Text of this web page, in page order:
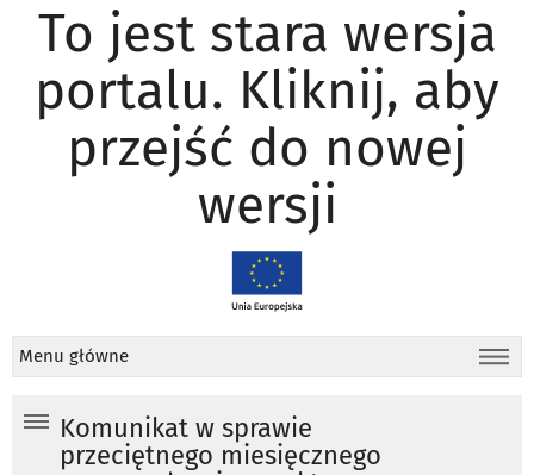
To jest stara wersja
portalu. Kliknij, aby
przejść do nowej
wersji
Menu główne
Komunikat w sprawie
przeciętnego miesięcznego